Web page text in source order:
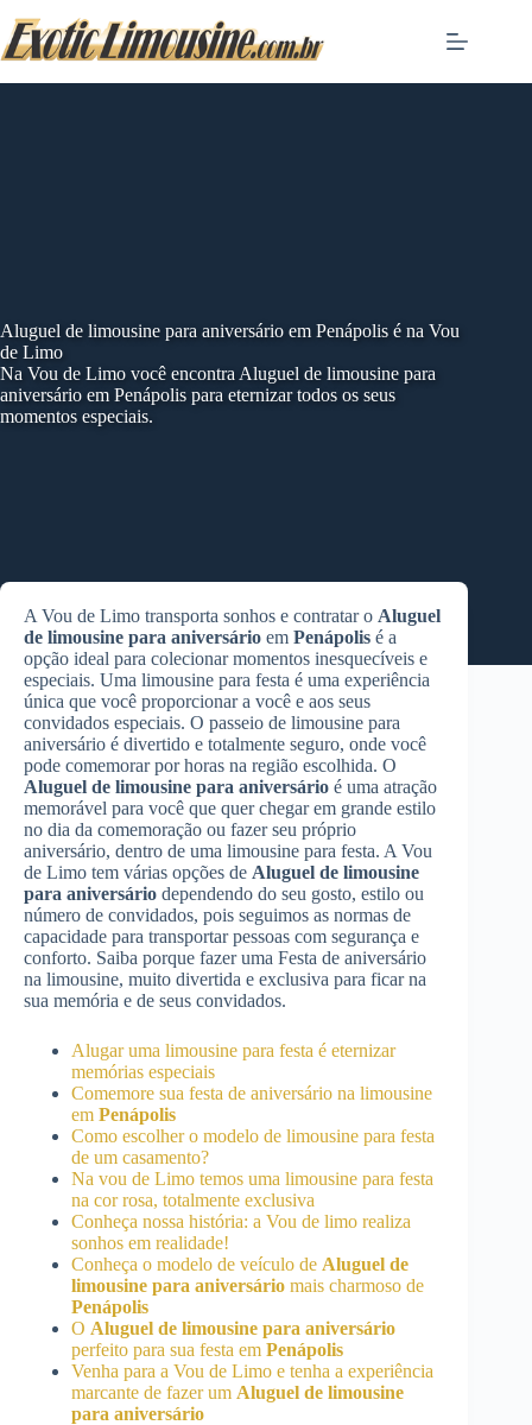
to
content
Aluguel de limousine para aniversário em Penápolis é na Vou
de Limo
Na Vou de Limo você encontra Aluguel de limousine para
aniversário em Penápolis para eternizar todos os seus
momentos especiais.
A Vou de Limo transporta sonhos e contratar o Aluguel
de limousine para aniversário em Penápolis é a
opção ideal para colecionar momentos inesquecíveis e
especiais. Uma limousine para festa é uma experiência
única que você proporcionar a você e aos seus
convidados especiais. O passeio de limousine para
aniversário é divertido e totalmente seguro, onde você
pode comemorar por horas na região escolhida. O
Aluguel de limousine para aniversário é uma atração
memorável para você que quer chegar em grande estilo
no dia da comemoração ou fazer seu próprio
aniversário, dentro de uma limousine para festa. A Vou
de Limo tem várias opções de Aluguel de limousine
para aniversário dependendo do seu gosto, estilo ou
número de convidados, pois seguimos as normas de
capacidade para transportar pessoas com segurança e
conforto. Saiba porque fazer uma Festa de aniversário
na limousine, muito divertida e exclusiva para ficar na
sua memória e de seus convidados.
Alugar uma limousine para festa é eternizar
memórias especiais
Comemore sua festa de aniversário na limousine
em Penápolis
Como escolher o modelo de limousine para festa
de um casamento?
Na vou de Limo temos uma limousine para festa
na cor rosa, totalmente exclusiva
Conheça nossa história: a Vou de limo realiza
sonhos em realidade!
Conheça o modelo de veículo de Aluguel de
limousine para aniversário mais charmoso de
Penápolis
O Aluguel de limousine para aniversário
perfeito para sua festa em Penápolis
Venha para a Vou de Limo e tenha a experiência
marcante de fazer um Aluguel de limousine
para aniversário